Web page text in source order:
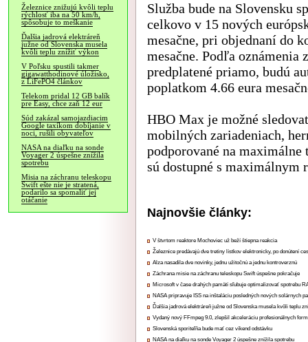
Železnice znižujú kvôli teplu
rýchlosť iba na 50 km/h,
spôsobuje to meškanie
Ďalšia jadrová elektráreň
južne od Slovenska musela
kvôli teplu znížiť výkon
V Poľsku spustili takmer
gigawatthodinové úložisko,
z LiFePO4 článkov
Telekom pridal 12 GB balík
pre Easy, chce zaň 12 eur
Súd zakázal samojazdiacim
Google taxíkom dobíjanie v
noci, rušili obyvateľov
NASA na diaľku na sonde
Voyager 2 úspešne znížila
spotrebu
Misia na záchranu teleskopu
Swift ešte nie je stratená,
podarilo sa spomaliť jej
otáčanie
Služba bude na Slovensku
celkovo v 15 nových
mesačne, pri objednaní do
mesačne. Podľa
predplatené priamo, budú
poplatkom 4.66 eura
HBO Max je možné
mobilných zariadeniach,
podporované na
sú dostupné s maximálnym
Najnovšie články:
V štvrtom reaktore Mochoviec už beží štiepna reakcia
Železnice predávajú dve tretiny lístkov elektronicky, po donútení
Alza nasadila dve novinky, jednu užitočnú a jednu kontroverznú
Záchrana misie na záchranu teleskopu Swift úspešne pokračuje
Microsoft v čase drahých pamätí sľubuje optimalizovať spotrebu
NASA pripravuje ISS na inštaláciu posledných nových solárnych
Ďalšia jadrová elektráreň južne od Slovenska musela kvôli teplu
Vydaný nový FFmpeg 9.0, zlepšil akceleráciu profesionálnych
Slovenská sporiteľňa bude mať cez víkend odstávku
NASA na diaľku na sonde Voyager 2 úspešne znížila spotrebu